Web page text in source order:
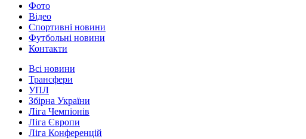
Фото
Відео
Спортивні новини
Футбольні новини
Контакти
Всі новини
Трансфери
УПЛ
Збірна України
Ліга Чемпіонів
Ліга Європи
Ліга Конференцій